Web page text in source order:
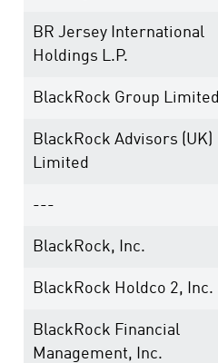
BR Jersey International
Holdings L.P.
BlackRock Group Limited
BlackRock Advisors (UK)
Limited
---
BlackRock, Inc.
BlackRock Holdco 2, Inc.
BlackRock Financial
Management, Inc.